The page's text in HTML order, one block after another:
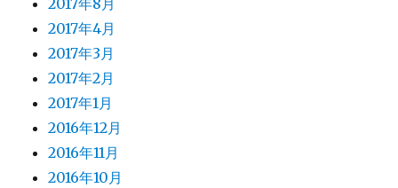
2017年8月
2017年4月
2017年3月
2017年2月
2017年1月
2016年12月
2016年11月
2016年10月